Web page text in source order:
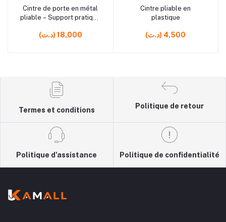
rrrrrr3
Ajouter au panier
Cintre de porte en métal
pliable – Support pratique
pour rangement facile
(د.ت) 18,000
rrrrrr12 rrrrrr15
Ajouter au panier
Cintre pliable en
plastique
(د.ت) 4,500
Termes et conditions
Politique de retour
Politique d'assistance Politique de confidentialité